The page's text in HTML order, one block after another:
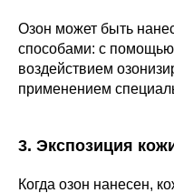
Озон может быть
способами: с помощью
воздействием
применением
3. Экспозиция
Когда озон нанесен,